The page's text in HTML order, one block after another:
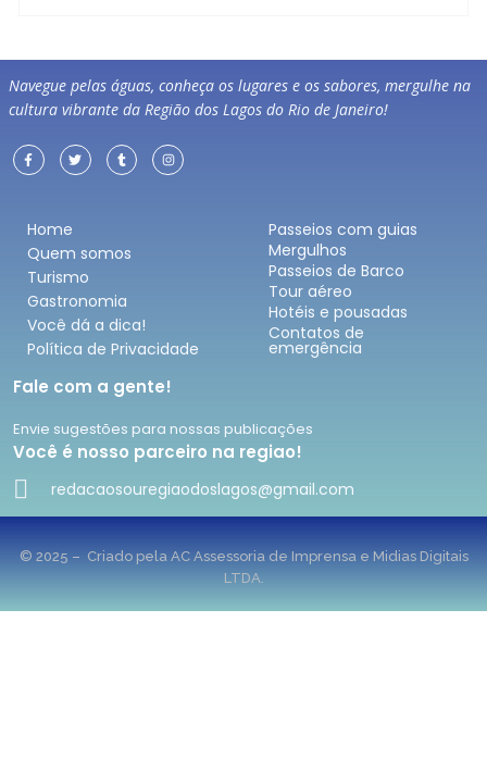
Navegue pelas águas, conheça os lugares e os sabores, mergulhe na
cultura vibrante da Região dos Lagos do Rio de Janeiro!
Home
Quem somos
Turismo
Gastronomia
Você dá a dica!
Política de Privacidade
Passeios com guias
Mergulhos
Passeios de Barco
Tour aéreo
Hotéis e pousadas
Contatos de
emergência
Fale com a gente!
Envie sugestões para nossas publicações
Você é nosso parceiro na regiao!
redacaosouregiaodoslagos@gmail.com
© 2025 – Criado pela AC Assessoria de Imprensa e Midias Digitais
LTDA.